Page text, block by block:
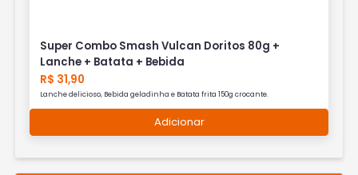
Super Combo Smash Vulcan Doritos 80g +
Lanche + Batata + Bebida
R$ 31,90
Lanche delicioso, Bebida geladinha e Batata frita 150g crocante.
Adicionar